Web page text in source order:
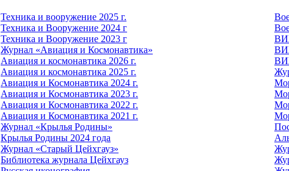
Техника и вооружение 2025 г.
Техника и Вооружение 2024 г
Техника и Вооружение 2023 г
Журнал «Авиация и Космонавтика»
Авиация и космонавтика 2026 г.
Авиация и космонавтика 2025 г.
Авиация и Космонавтика 2024 г.
Авиация и Космонавтика 2023 г.
Авиация и Космонавтика 2022 г.
Авиация и Космонавтика 2021 г.
Журнал «Крылья Родины»
Крылья Родины 2024 года
Журнал «Старый Цейхгауз»
Библиотека журнала Цейхгауз